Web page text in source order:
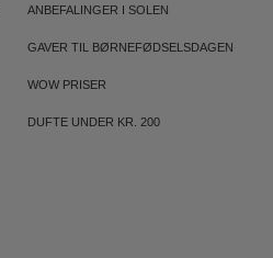
ANBEFALINGER I SOLEN
GAVER TIL BØRNEFØDSELSDAGEN
WOW PRISER
DUFTE UNDER KR. 200